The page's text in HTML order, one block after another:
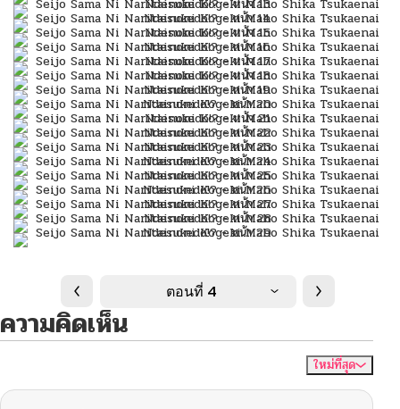
ตอนที่ 4
ความคิดเห็น
ใหม่ที่สุด